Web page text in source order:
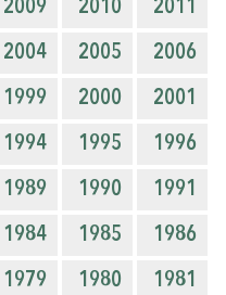
2011
2010
2009
2006
2005
2004
2001
2000
1999
1996
1995
1994
1991
1990
1989
1986
1985
1984
1981
1980
1979